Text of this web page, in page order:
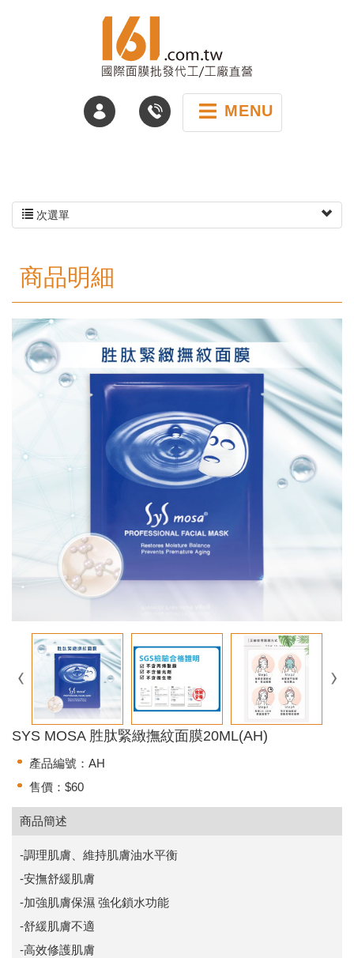
MENU
次選單
商品明細
SYS MOSA 胜肽緊緻撫紋面膜20ML(AH)
產品編號：AH
售價：$60
商品簡述
-調理肌膚、維持肌膚油水平衡
-安撫舒緩肌膚
-加強肌膚保濕 強化鎖水功能
-舒緩肌膚不適
-高效修護肌膚